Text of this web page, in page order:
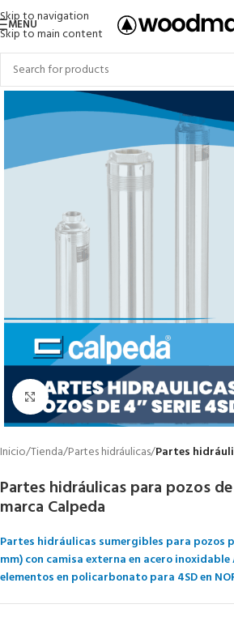
Skip to navigation
Skip to main content
MENU
Click to enlarge
Inicio Tienda Partes hidráulicas Partes
Partes hidráulicas para pozos
marca Calpeda
Partes hidráulicas sumergibles para pozos
mm) con camisa externa en acero inoxidable
elementos en policarbonato para 4SD en